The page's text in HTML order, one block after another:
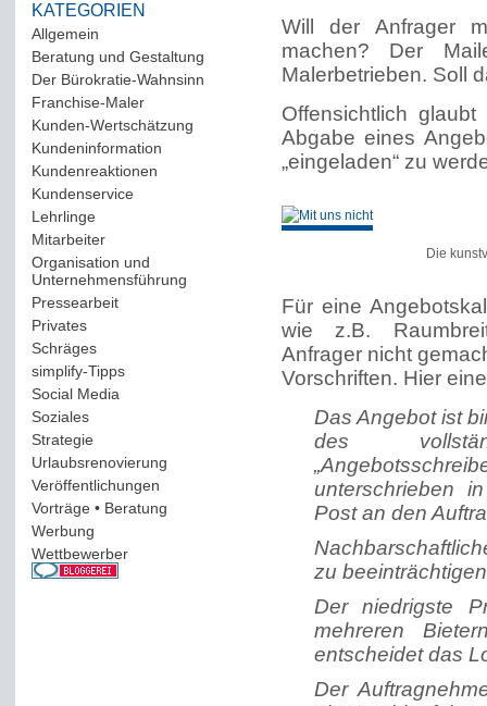
KATEGORIEN
Allgemein
Beratung und Gestaltung
Der Bürokratie-Wahnsinn
Franchise-Maler(42)
Kunden-Wertschätzung
Kundeninformation
Kundenreaktionen
Kundenservice(178)
Lehrlinge(54)
Mitarbeiter(163)
Organisation und
Unternehmensführung
Pressearbeit(12)
Privates(193)
Schräges(161)
simplify-Tipps(123)
Social Media
Soziales(37)
Strategie(220)
Urlaubsrenovierung
Veröffentlichungen
Vorträge • Beratung
Werbung
Wettbewerber(61)
Will der Anfrager
machen? Der
Malerbetrieben. Soll
Offensichtlich
Abgabe eines
„eingeladen“ zu
Die
Für eine
wie z.B.
Anfrager nicht
Vorschriften. Hier
Das Angebot ist
des
unterschrieben
Post an den
zu
Der niedrigste
mehreren
entscheidet das
Der